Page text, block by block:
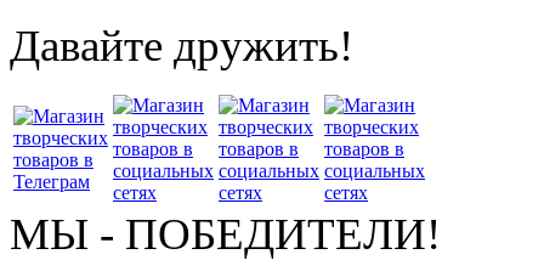
Давайте дружить!
МЫ - ПОБЕДИТЕЛИ!